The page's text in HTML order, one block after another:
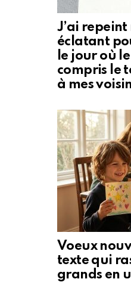
J’ai
éclatant
le jour où
compris le
à mes
Voeux
texte qui
grands en